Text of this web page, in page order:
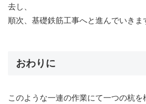
去し、
順次、基礎鉄筋工事へと進んでいきま
おわりに
このような一連の作業にて一つの杭を